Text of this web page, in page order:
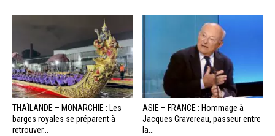
THAÏLANDE – MONARCHIE : Les
barges royales se préparent à
retrouver...
ASIE – FRANCE : Hommage à
Jacques Gravereau, passeur entre
la...